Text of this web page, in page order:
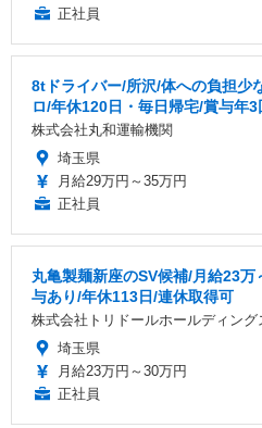
正社員
8tドライバー/所沢/体への負担少
ロ/年休120日・毎日帰宅/賞与年
株式会社丸和運輸機関
埼玉県
月給29万円～35万円
正社員
丸亀製麺新座のSV候補/月給23
与あり/年休113日/連休取得可
株式会社トリドールホールディング
埼玉県
月給23万円～30万円
正社員